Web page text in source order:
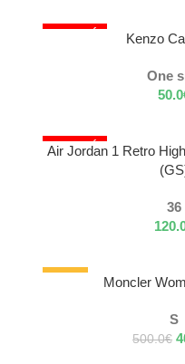
VÝBER MOŽNOSTÍ
Kenzo
One
50.0
NOSENÝ
VÝBER MOŽNOSTÍ
Air Jordan 1 Retro
36
VÝBER MOŽNOSTÍ
Moncler
S
500.0€